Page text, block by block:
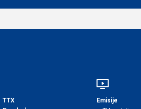
TTX
Emisije